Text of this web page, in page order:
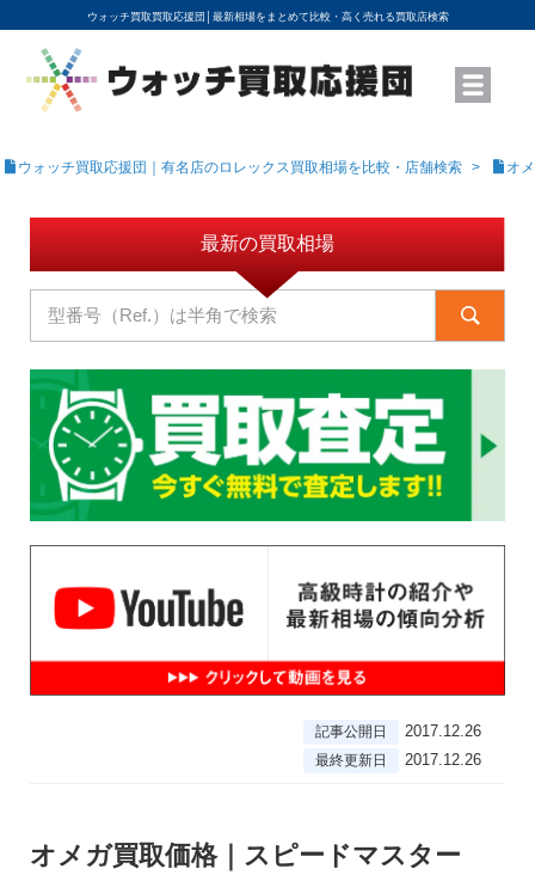
ウォッチ買取買取応援団│ 最新相場をまとめて比較・高く売れる買取店検索
YouTubeで動画を公開中
ROLEXモデル名から買取相場を調べる
高級時計ブランド名から買取相場を調べる
地域から買取店を探す
店舗名から買取店を探す
ブランド時計を高く売る方法
買取査定を依頼する
ウォッチ買取応援団｜有名店のロレックス買取相場を比較・店舗検索 オ
最新の買取相場
記事公開日 2017.12.26
最終更新日 2017.12.26
オメガ買取価格｜スピードマスター